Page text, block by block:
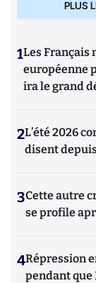
PLUS
1Les Français
européenne
ira le grand
2L’été 2026
disent
3Cette autre
se profile
4Répression
pendant